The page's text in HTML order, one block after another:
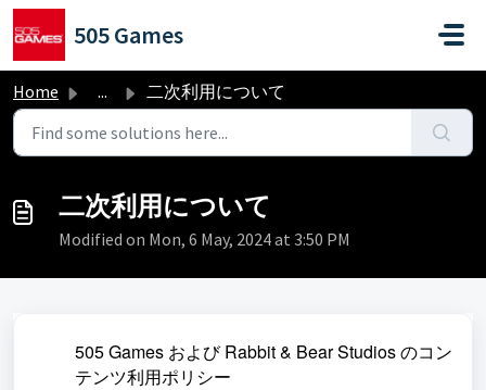
Skip to main content
505 Games
Home ... 二次利用について
二次利用について
Modified on Mon, 6 May, 2024 at 3:50 PM
505 Games および Rabbit & Bear Studios のコン
テンツ利用ポリシー